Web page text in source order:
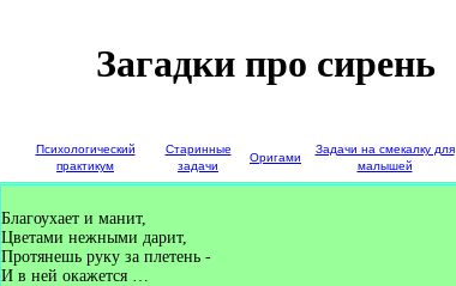
Загадки про сирень
Психологический
практикум
Старинные
задачи
Оригами
Задачи на смекалку для
малышей
Благоухает и манит,
Цветами нежными дарит,
Протянешь руку за плетень -
И в ней окажется …